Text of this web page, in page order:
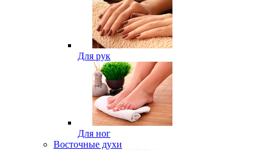
Для рук
Для ног
Восточные духи